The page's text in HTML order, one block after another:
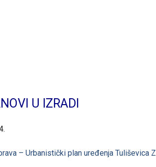
U IZRADI
– Urbanistički plan uređenja Tuliševica